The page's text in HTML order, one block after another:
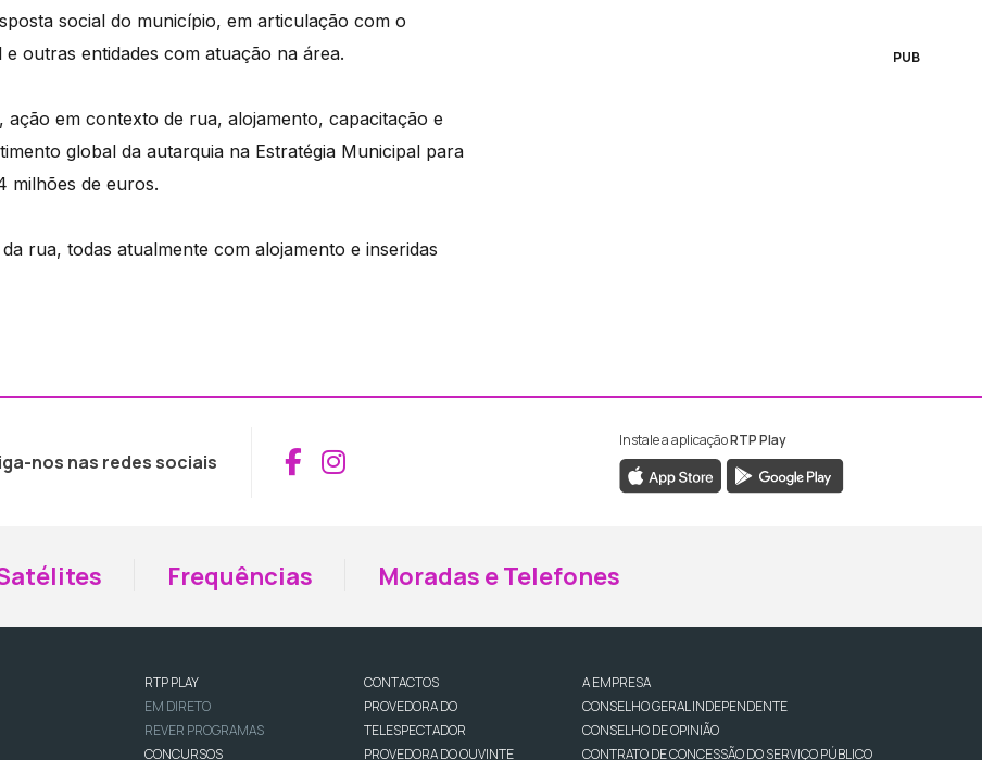
social do município, em articulação com o
outras entidades com atuação na área.
em contexto de rua, alojamento, capacitação e
global da autarquia na Estratégia Municipal para
milhões de euros.
rua, todas atualmente com alojamento e inseridas
PUB
nos nas redes sociais Aceder ao Facebook da RTP Madeira
Aceder ao Instagram da RTP Madeira
Instale a aplicaçãoRTP Play
Frequências Moradas e Telefones
RTP PLAY
EM DIRETO
REVER PROGRAMAS
CONCURSOS
CONTACTOS
PROVEDORA DO
TELESPECTADOR
PROVEDORA DO OUVINTE
A EMPRESA
CONSELHO GERAL INDEPENDENTE
CONSELHO DE OPINIÃO
CONTRATO DE CONCESSÃO DO SERVIÇO PÚBLICO